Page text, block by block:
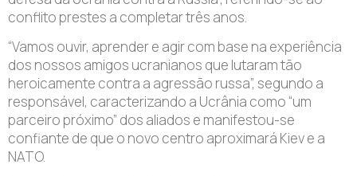
conflito prestes a completar três anos.
“Vamos ouvir, aprender e agir com base na experiência
dos nossos amigos ucranianos que lutaram tão
heroicamente contra a agressão russa”, segundo a
responsável, caracterizando a Ucrânia como “um
parceiro próximo” dos aliados e manifestou-se
confiante de que o novo centro aproximará Kiev e a
NATO.